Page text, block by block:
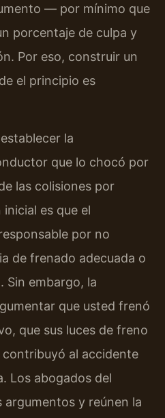
— por mínimo que
porcentaje de culpa y
Por eso, construir un
el principio es
la
que lo chocó por
las colisiones por
es que el
por no
de frenado adecuada o
Sin embargo, la
que usted frenó
que sus luces de freno
al accidente
Los abogados del
y reúnen la